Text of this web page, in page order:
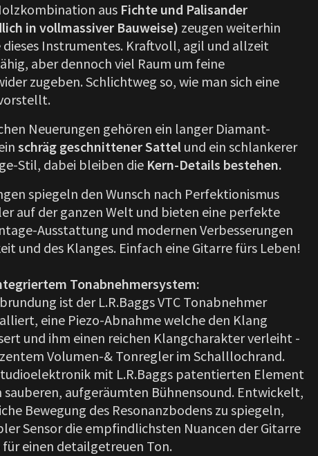
aus Fichte und Palisander
in vollmassiver Bauweise) zeugen weiterhin
Instrumentes. Kraftvoll, agil und allzeit
aber dennoch viel Raum um feine
zugeben. Schlichtweg so, wie man sich eine
Neuerungen gehören ein langer Diamant-
schräg geschnittener Sattel und ein schlankerer
Stil, dabei bleiben die Kern-Details bestehen.
spiegeln den Wunsch nach Perfektionismus
auf der ganzen Welt und bieten eine perfekte
Ausstattung und modernen Verbesserungen
und des Klanges. Einfach eine Gitarre fürs Leben!
Tonabnehmersystem:
ist der L.R.Baggs VTC Tonabnehmer
eine Piezo-Abnahme welche den Klang
und ihm einen reichen Klangcharakter verleiht -
Volumen-& Tonregler im Schalllochrand.
mit L.R.Baggs patentierten Element
sauberen, aufgeräumten Bühnensound. Entwickelt,
Bewegung des Resonanzbodens zu spiegeln,
Sensor die empfindlichsten Nuancen der Gitarre
für einen detailgetreuen Ton.